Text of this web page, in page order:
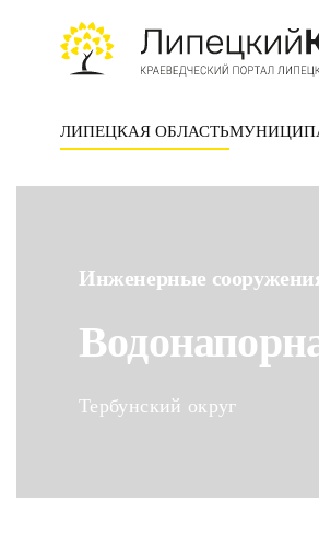
Skip to main content
ЛИПЕЦКАЯ ОБЛАСТЬ
Инженерные
Тербунский округ